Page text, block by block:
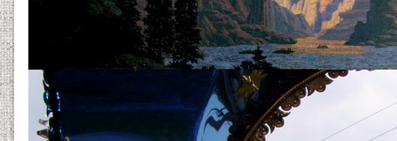
13061801e-haybude.jpg